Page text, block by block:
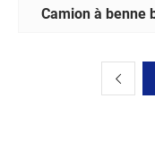
Camion à benne